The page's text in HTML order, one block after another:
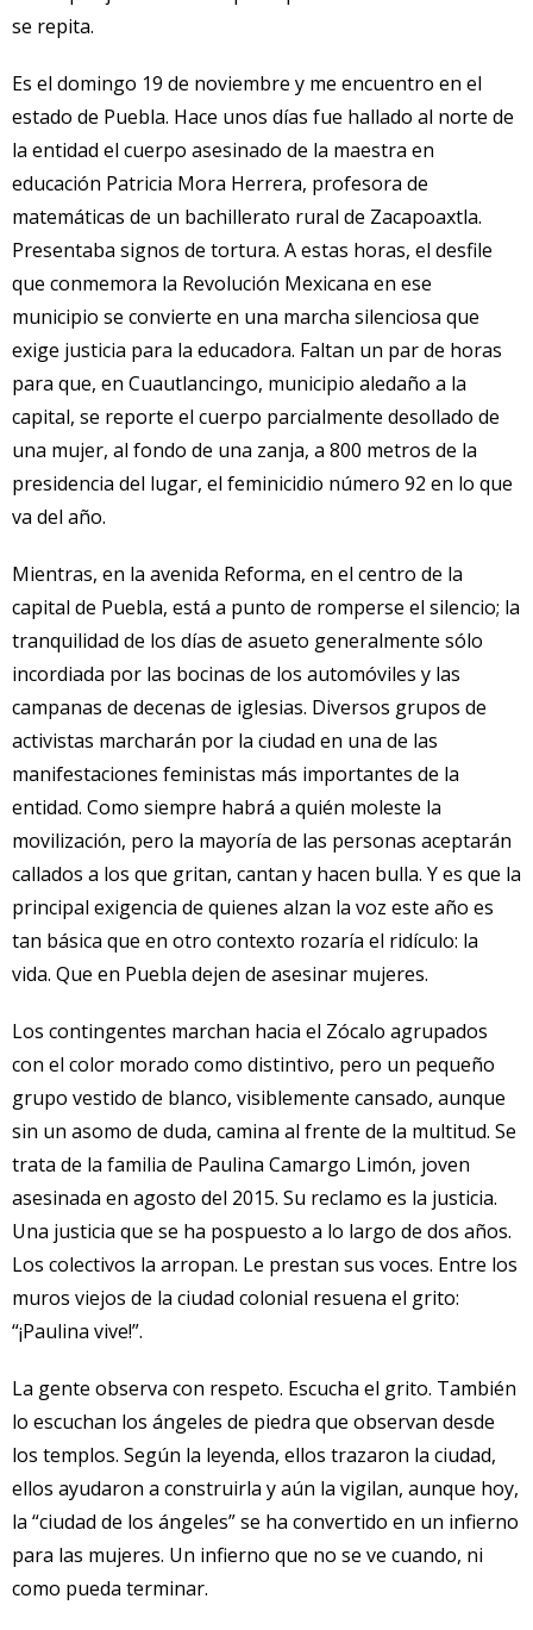
se repita.
Es el domingo 19 de noviembre y me encuentro en el
estado de Puebla. Hace unos días fue hallado al norte de
la entidad el cuerpo asesinado de la maestra en
educación Patricia Mora Herrera, profesora de
matemáticas de un bachillerato rural de Zacapoaxtla.
Presentaba signos de tortura. A estas horas, el desfile
que conmemora la Revolución Mexicana en ese
municipio se convierte en una marcha silenciosa que
exige justicia para la educadora. Faltan un par de horas
para que, en Cuautlancingo, municipio aledaño a la
capital, se reporte el cuerpo parcialmente desollado de
una mujer, al fondo de una zanja, a 800 metros de la
presidencia del lugar, el feminicidio número 92 en lo que
va del año.
Mientras, en la avenida Reforma, en el centro de la
capital de Puebla, está a punto de romperse el silencio; la
tranquilidad de los días de asueto generalmente sólo
incordiada por las bocinas de los automóviles y las
campanas de decenas de iglesias. Diversos grupos de
activistas marcharán por la ciudad en una de las
manifestaciones feministas más importantes de la
entidad. Como siempre habrá a quién moleste la
movilización, pero la mayoría de las personas aceptarán
callados a los que gritan, cantan y hacen bulla. Y es que la
principal exigencia de quienes alzan la voz este año es
tan básica que en otro contexto rozaría el ridículo: la
vida. Que en Puebla dejen de asesinar mujeres.
Los contingentes marchan hacia el Zócalo agrupados
con el color morado como distintivo, pero un pequeño
grupo vestido de blanco, visiblemente cansado, aunque
sin un asomo de duda, camina al frente de la multitud. Se
trata de la familia de Paulina Camargo Limón, joven
asesinada en agosto del 2015. Su reclamo es la justicia.
Una justicia que se ha pospuesto a lo largo de dos años.
Los colectivos la arropan. Le prestan sus voces. Entre los
muros viejos de la ciudad colonial resuena el grito:
“¡Paulina vive!”.
La gente observa con respeto. Escucha el grito. También
lo escuchan los ángeles de piedra que observan desde
los templos. Según la leyenda, ellos trazaron la ciudad,
ellos ayudaron a construirla y aún la vigilan, aunque hoy,
la “ciudad de los ángeles” se ha convertido en un infierno
para las mujeres. Un infierno que no se ve cuando, ni
como pueda terminar.